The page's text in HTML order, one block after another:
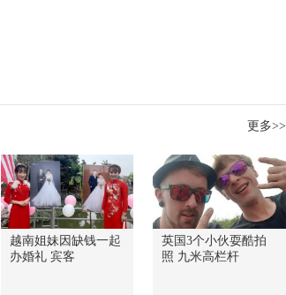
更多>>
越南姐妹因缺钱一起
办婚礼 宾客
英国3个小伙耍酷拍
照 九米高栏杆